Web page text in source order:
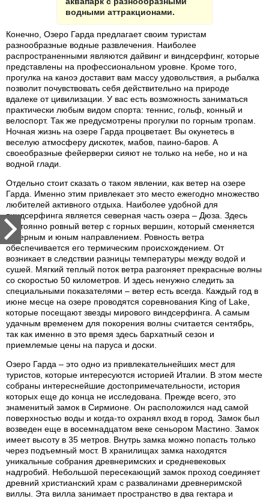
водными аттракционами.
Конечно, Озеро Гарда предлагает своим туристам
разнообразные водные развлечения. Наиболее
распространенными являются дайвинг и виндсерфинг, которые
представлены на профессиональном уровне. Кроме того,
прогулка на каноэ доставит вам массу удовольствия, а рыбалка
позволит почувствовать себя действительно на природе
вдалеке от цивилизации. У вас есть возможность заниматься
практически любым видом спорта: теннис, гольф, конный и
велоспорт. Так же предусмотрены прогулки по горным тропам.
Ночная жизнь на озере Гарда процветает. Вы окунетесь в
веселую атмосферу дискотек, мабов, паино-баров. А
своеобразные фейерверки сияют не только на небе, но и на
водной глади.
Отдельно стоит сказать о таком явлении, как ветер на озере
Гарда. Именно этим привлекает это место ежегодно множество
любителей активного отдыха. Наиболее удобной для
виндсерфинга является северная часть озера – Дюза. Здесь
постоянно ровный ветер с горных вершин, который сменяется
северным и юным направлением. Ровность ветра
обеспечивается его термическим происхождением. От
возникает в следствии разницы температуры между водой и
сушей. Мягкий теплый поток ветра разгоняет прекрасные волны
со скоростью 50 километров. И здесь ненужно следить за
специальными показателями – ветер есть всегда. Каждый год в
июне месце на озере проводятся соревнования King of Lake,
которые посещают звезды мирового виндсерфинга. А самым
удачным временем для покорения волны считается сентябрь,
так как именно в это время здесь бархатный сезон и
приемлемые цены на паруса и доски.
Озеро Гарда – это одно из привлекательнейших мест для
туристов, которые интересуются историей Италии. В этом месте
собраны интереснейшие достопримечательности, история
которых еще до конца не исследована. Прежде всего, это
знаменитый замок в Сирмионе. Он расположился над самой
поверхностью воды и когда-то охранял вход в город. Замок был
возведен еще в восемнадцатом веке сеньором Мастино. Замок
имеет высоту в 35 метров. Внутрь замка можно попасть только
через подъемный мост. В хранилищах замка находятся
уникальные собрания древнеримских и средневековых
надгробий. Небольшой пересекающий замок проход соединяет
древний христианский храм с развалинами древнеримской
виллы. Эта вилла занимает пространство в два гектара и